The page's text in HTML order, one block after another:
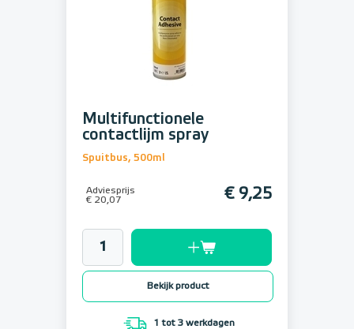
Multifunctionele
contactlijm spray
Spuitbus, 500ml
Adviesprijs
€ 20,07
€ 9,25
Bekijk product
1 tot 3 werkdagen